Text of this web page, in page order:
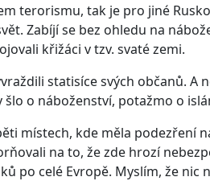
terorismu, tak je pro jiné
Zabíjí se bez ohledu na
křižáci v tzv. svaté zemi.
statisíce svých občanů.
o náboženství, potažmo o
místech, kde měla podezření
na to, že zde hrozí
po celé Evropě. Myslím, že nic